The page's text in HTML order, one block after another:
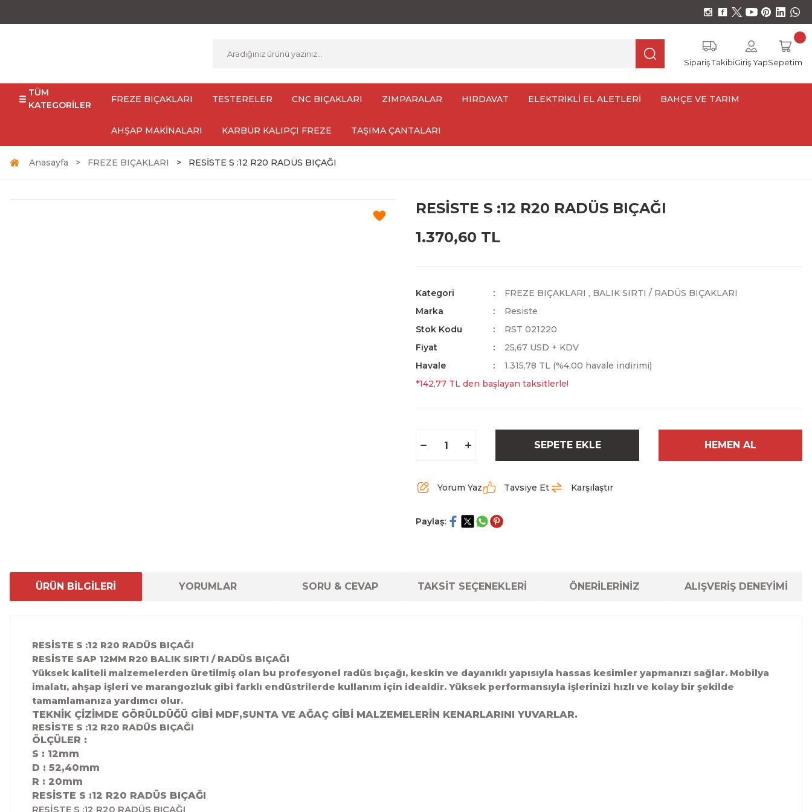
Sipariş TakibiGiriş YapSepetim
TÜM
KATEGORİLER
FREZE BIÇAKLARI TESTERELER CNC BIÇAKLARI ZIMPARALAR HIRDAVAT ELEKTRİKLİ EL ALETLERİ BAHÇE VE TARIM
AHŞAP MAKİNALARI KARBÜR KALIPÇI FREZE TAŞIMA ÇANTALARI
Anasayfa FREZE BIÇAKLARI RESİSTE S :12 R20 RADÜS BIÇAĞI
RESİSTE S :12 R20 RADÜS BIÇAĞI
1.370,60 TL
Kategori FREZE BIÇAKLARI , BALIK SIRTI / RADÜS BIÇAKLARI
Marka
Resiste
Stok Kodu
RST 021220
Fiyat
25,67 USD + KDV
Havale
1.315,78 TL (%4,00 havale indirimi)
*142,77 TL den başlayan taksitlerle!
SEPETE EKLE HEMEN AL
Yorum Yaz Tavsiye Et Karşılaştır
Paylaş:
ÜRÜN BİLGİLERİ YORUMLAR SORU & CEVAP TAKSİT SEÇENEKLERİ ÖNERİLERİNİZ ALIŞVERİŞ DENEYİMİ
RESİSTE S :12 R20 RADÜS BIÇAĞI
RESİSTE SAP 12MM R20 BALIK SIRTI / RADÜS BIÇAĞI
Yüksek kaliteli malzemelerden üretilmiş olan bu profesyonel radüs bıçağı, keskin ve dayanıklı yapısıyla hassas kesimler yapmanızı sağlar. Mobilya
imalatı, ahşap işleri ve marangozluk gibi farklı endüstrilerde kullanım için idealdir. Yüksek performansıyla işlerinizi hızlı ve kolay bir şekilde
tamamlamanıza yardımcı olur.
TEKNİK ÇİZİMDE GÖRÜLDÜĞÜ GİBİ MDF,SUNTA VE AĞAÇ GİBİ MALZEMELERİN KENARLARINI YUVARLAR.
RESİSTE S :12 R20 RADÜS BIÇAĞI
ÖLÇÜLER :
S : 12mm
D : 52,40mm
R : 20mm
RESİSTE S :12 R20 RADÜS BIÇAĞI
RESİSTE S :12 R20 RADÜS BIÇAĞI